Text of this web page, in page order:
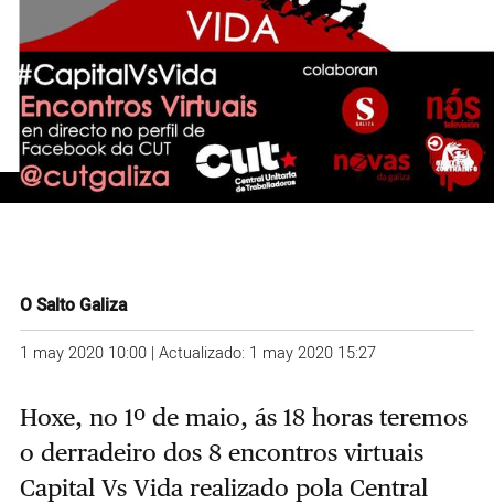
O Salto Galiza
1 may 2020 10:00 | Actualizado: 1 may 2020 15:27
Hoxe, no 1º de maio, ás 18 horas teremos
o derradeiro dos 8 encontros virtuais
Capital Vs Vida realizado pola Central